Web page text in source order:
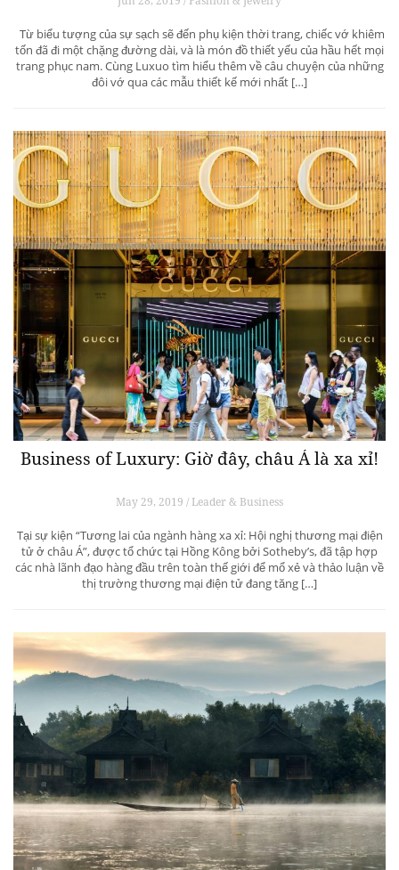
Từ biểu tượng của sự sạch sẽ đến phụ kiện thời trang, chiếc vớ khiêm
tốn đã đi một chặng đường dài, và là món đồ thiết yếu của hầu hết mọi
trang phục nam. Cùng Luxuo tìm hiểu thêm về câu chuyện của những
đôi vớ qua các mẫu thiết kế mới nhất […]
Business of Luxury: Giờ đây, châu Á là xa xỉ!
May 29, 2019 / Leader & Business
Tại sự kiện “Tương lai của ngành hàng xa xỉ: Hội nghị thương mại điện
tử ở châu Á”, được tổ chức tại Hồng Kông bởi Sotheby’s, đã tập hợp
các nhà lãnh đạo hàng đầu trên toàn thế giới để mổ xẻ và thảo luận về
thị trường thương mại điện tử đang tăng […]